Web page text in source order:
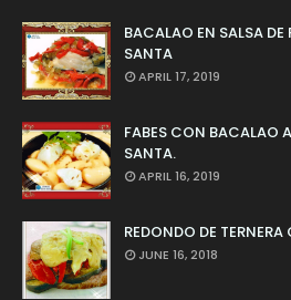
BACALAO EN SALSA
SANTA
APRIL 17, 2019
FABES CON BACALAO
SANTA.
APRIL 16, 2019
REDONDO DE
JUNE 16, 2018